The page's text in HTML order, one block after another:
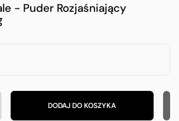
- Puder Rozjaśniający
DODAJ DO KOSZYKA